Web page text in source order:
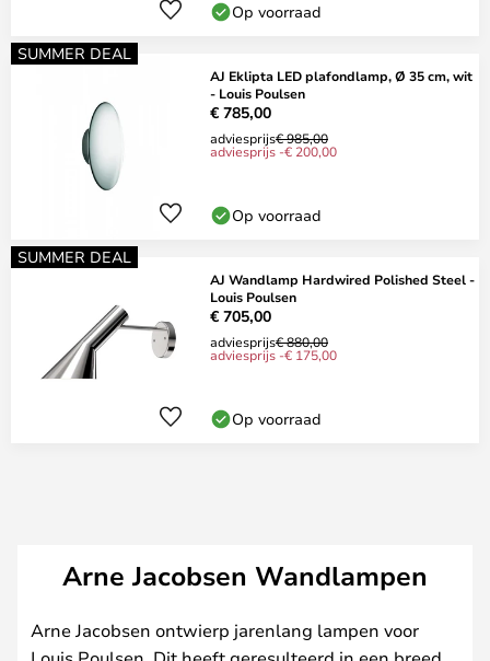
Op voorraad
SUMMER DEAL
AJ Eklipta LED plafondlamp, Ø 35 cm, wit
- Louis Poulsen
€ 785,00
adviesprijs€ 985,00
adviesprijs -€ 200,00
Op voorraad
SUMMER DEAL
AJ Wandlamp Hardwired Polished Steel -
Louis Poulsen
€ 705,00
adviesprijs€ 880,00
adviesprijs -€ 175,00
Op voorraad
Arne Jacobsen Wandlampen
Arne Jacobsen ontwierp jarenlang lampen voor